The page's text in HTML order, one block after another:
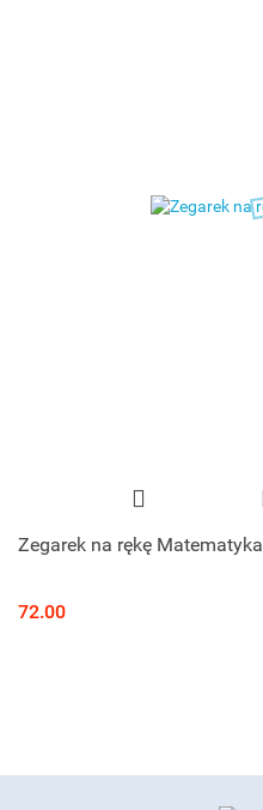
Zegarek na rękę Matematyka
72.00